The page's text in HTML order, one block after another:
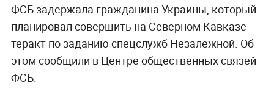
ФСБ задержала гражданина Украины, который
планировал совершить на Северном Кавказе
теракт по заданию спецслужб Незалежной. Об
этом сообщили в Центре общественных связей
ФСБ.